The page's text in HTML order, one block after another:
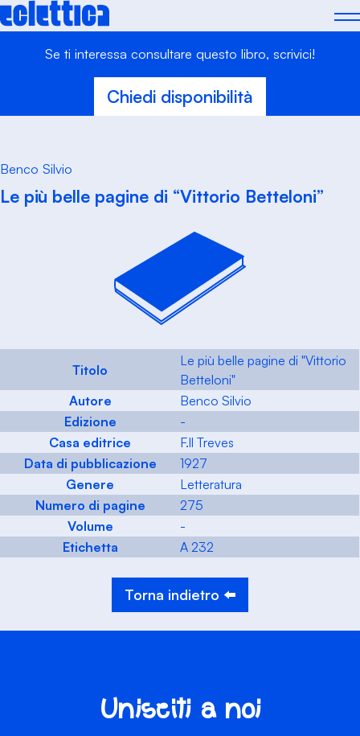
Skip
to
Se ti interessa consultare questo libro, scrivici!
Chiedi disponibilità
Benco Silvio
Le più belle pagine di “Vittorio Betteloni”
Titolo
Le più belle pagine di "Vittorio
Betteloni"
Autore
Benco Silvio
Edizione
-
Casa editrice
F.ll Treves
Data di pubblicazione
1927
Genere
Letteratura
Numero di pagine
275
Volume
-
Etichetta
A 232
Torna indietro ⬅️
Unisciti a noi